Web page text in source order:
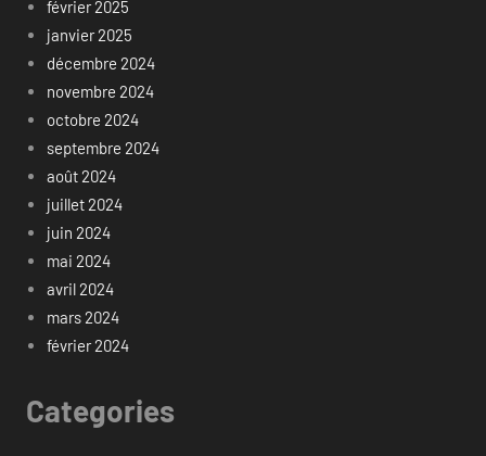
février 2025
janvier 2025
décembre 2024
novembre 2024
octobre 2024
septembre 2024
août 2024
juillet 2024
juin 2024
mai 2024
avril 2024
mars 2024
février 2024
Categories